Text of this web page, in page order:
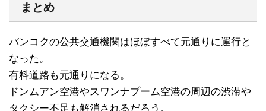
まとめ
バンコクの公共交通機関はほぼすべて元通りに運行と
なった。
有料道路も元通りになる。
ドンムアン空港やスワンナプーム空港の周辺の渋滞や
タクシー不足も解消されるだろう。